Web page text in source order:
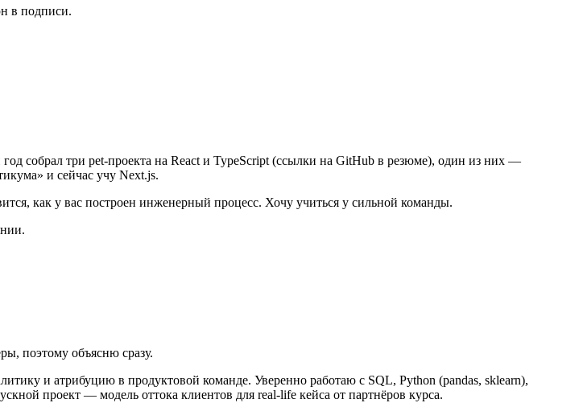
в подписи.
собрал три pet-проекта на React и TypeScript (ссылки на GitHub в резюме), один из них —
и сейчас учу Next.js.
как у вас построен инженерный процесс. Хочу учиться у сильной команды.
поэтому объясню сразу.
и атрибуцию в продуктовой команде. Уверенно работаю с SQL, Python (pandas, sklearn),
проект — модель оттока клиентов для real-life кейса от партнёров курса.